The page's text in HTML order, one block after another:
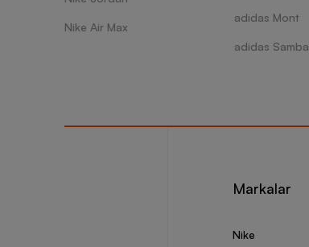
Nike Air Max
adidas Mont
adidas Samba
Markalar
Nike